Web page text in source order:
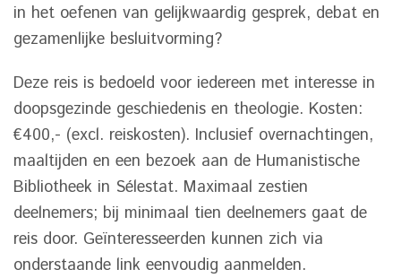
in het oefenen van gelijkwaardig gesprek, debat en
gezamenlijke besluitvorming?
Deze reis is bedoeld voor iedereen met interesse in
doopsgezinde geschiedenis en theologie. Kosten:
€400,- (excl. reiskosten). Inclusief overnachtingen,
maaltijden en een bezoek aan de Humanistische
Bibliotheek in Sélestat. Maximaal zestien
deelnemers; bij minimaal tien deelnemers gaat de
reis door. Geïnteresseerden kunnen zich via
onderstaande link eenvoudig aanmelden.